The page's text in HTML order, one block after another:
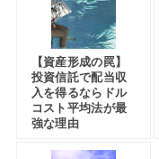
【資産形成の罠】
投資信託で配当収
入を得るならドル
コスト平均法が最
強な理由